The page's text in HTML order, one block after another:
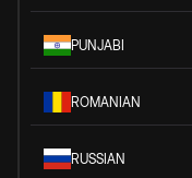
PUNJABI
ROMANIAN
RUSSIAN